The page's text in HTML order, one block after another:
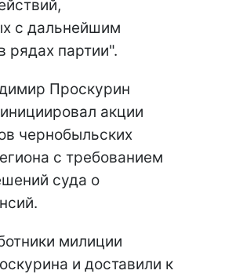
с дальнейшим
рядах партии".
Проскурин
акции
чернобыльских
с требованием
суда о
милиции
и доставили к